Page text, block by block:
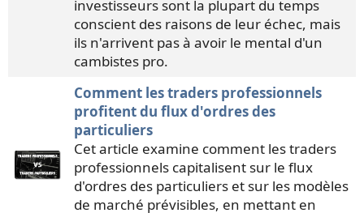
investisseurs sont la plupart du temps
conscient des raisons de leur échec, mais
ils n'arrivent pas à avoir le mental d'un
cambistes pro.
Comment les traders professionnels
profitent du flux d'ordres des
particuliers
Cet article examine comment les traders
professionnels capitalisent sur le flux
d'ordres des particuliers et sur les modèles
de marché prévisibles, en mettant en